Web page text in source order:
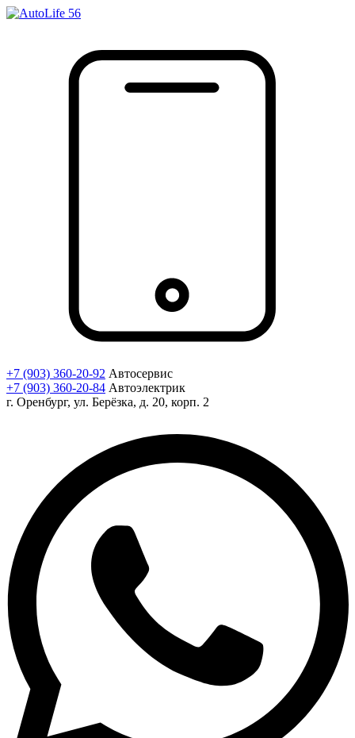
+7 (903) 360-20-92 Автосервис
+7 (903) 360-20-84 Автоэлектрик
г. Оренбург, ул. Берёзка, д. 20, корп. 2